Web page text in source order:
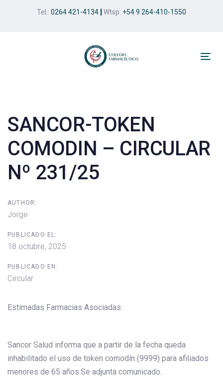
Tel.: 0264 421-4134 Wtsp: +54 9 264-410-1550
SANCOR-TOKEN
COMODIN – CIRCULAR
Nº 231/25
AUTHOR:
Jorge
PUBLICADO EL:
18 octubre, 2025
PUBLICADO EN:
Circular
Estimadas Farmacias Asociadas:
Sancor Salud informa que a partir de la fecha queda
inhabilitado el uso de token comodín (9999) para afiliados
menores de 65 años.Se adjunta comunicado.
navigation